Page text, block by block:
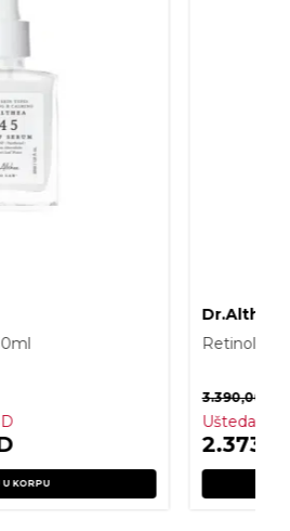
U KORPU
Dr.Althea
Retinol
3.390,00
Ušteda: